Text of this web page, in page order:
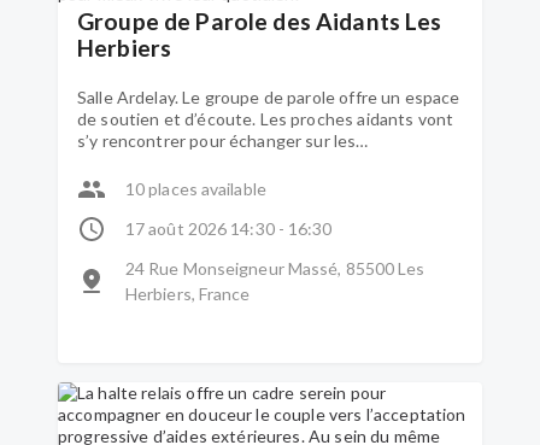
Groupe de Parole des Aidants Les
Herbiers
Salle Ardelay. Le groupe de parole offre un espace
de soutien et d’écoute. Les proches aidants vont
s’y rencontrer pour échanger sur les
Aidés par un psychologue, les participants vont
ensemble de nouvelles pistes de réflexion pour
10 places available
17 août 2026 14:30 - 16:30
24 Rue Monseigneur Massé, 85500 Les
Herbiers, France